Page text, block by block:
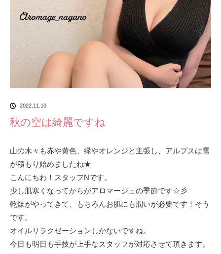
2022.11.10
秋の空は綺麗ですね
山の木々も赤や黄色、緑やオレンジと主張し、アルプスは雪
が積もり始めましたね★
こんにちわ！スタッフNです。
少し肌寒くなってからがアロマージュの季節です☆彡
乾燥がやってきて、もちろんお肌にも潤いが必要です！そう
です。
オイルリラクゼーションしかないですね。
今日も明日も手技が上手なスタッフが対応させて頂きます。